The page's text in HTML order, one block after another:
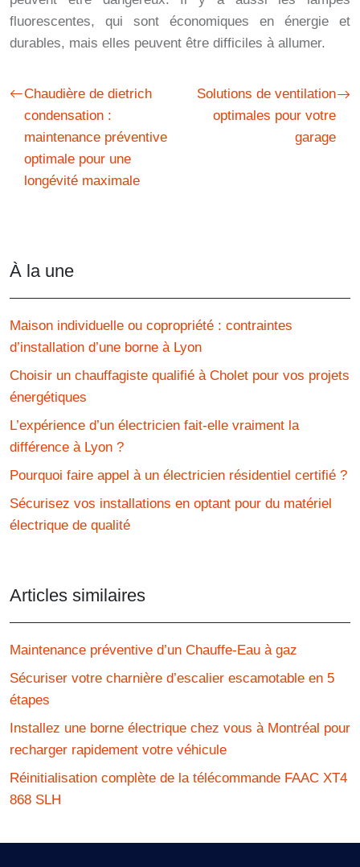
fluorescentes, qui sont économiques en énergie et
durables, mais elles peuvent être difficiles à allumer.
Chaudière de dietrich
condensation :
maintenance préventive
optimale pour une
longévité maximale
Solutions de ventilation
optimales pour votre
garage
À la une
Maison individuelle ou copropriété : contraintes
d’installation d’une borne à Lyon
Choisir un chauffagiste qualifié à Cholet pour vos projets
énergétiques
L’expérience d’un électricien fait-elle vraiment la
différence à Lyon ?
Pourquoi faire appel à un électricien résidentiel certifié ?
Sécurisez vos installations en optant pour du matériel
électrique de qualité
Articles similaires
Maintenance préventive d’un Chauffe-Eau à gaz
Sécuriser votre charnière d’escalier escamotable en 5
étapes
Installez une borne électrique chez vous à Montréal pour
recharger rapidement votre véhicule
Réinitialisation complète de la télécommande FAAC XT4
868 SLH